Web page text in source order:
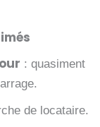
: quasiment
de locataire.